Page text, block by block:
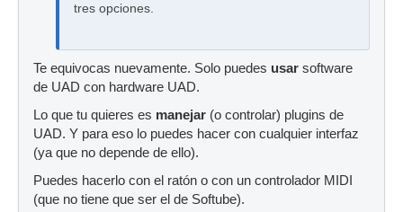
tres opciones.
Te equivocas nuevamente. Solo puedes usar software
de UAD con hardware UAD.
Lo que tu quieres es manejar (o controlar) plugins de
UAD. Y para eso lo puedes hacer con cualquier interfaz
(ya que no depende de ello).
Puedes hacerlo con el ratón o con un controlador MIDI
(que no tiene que ser el de Softube).